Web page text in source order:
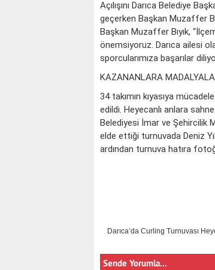
Açılışını Darıca Belediye
geçerken Başkan Muzaffer
Başkan Muzaffer Bıyık,
önemsiyoruz. Darıca ailesi
sporcularımıza başarılar
KAZANANLARA
34 takımın kıyasıya
edildi. Heyecanlı anlara
Belediyesi İmar ve Şehircilik
elde ettiği turnuvada Deniz
ardından turnuva hatıra
Darıca’da Curling Turnuvası
Sende Yorumla...